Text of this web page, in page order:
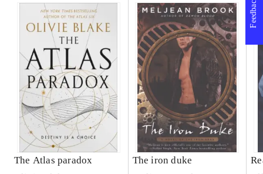
The Atlas paradox
The iron duke
Feedback